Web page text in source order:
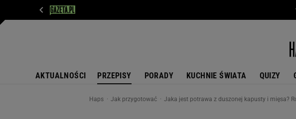
AKTUALNOŚCI PRZEPISY PORADY KUCHNIE ŚWIATA QUIZY
Haps Jak przygotować Jaka jest potrawa z duszonej kapusty i mięsa?